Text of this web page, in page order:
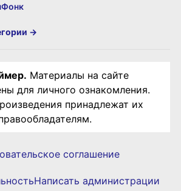
Фонк
→
Материалы на сайте
для личного ознакомления.
принадлежат их
соглашение
Написать администрации